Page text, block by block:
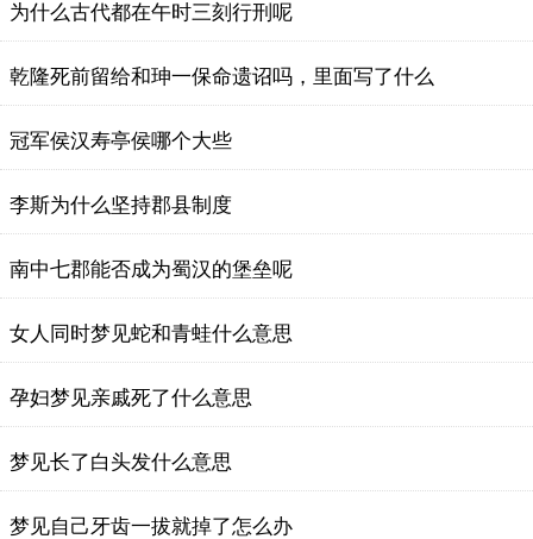
为什么古代都在午时三刻行刑呢
乾隆死前留给和珅一保命遗诏吗，里面写了什么
冠军侯汉寿亭侯哪个大些
李斯为什么坚持郡县制度
南中七郡能否成为蜀汉的堡垒呢
女人同时梦见蛇和青蛙什么意思
孕妇梦见亲戚死了什么意思
梦见长了白头发什么意思
梦见自己牙齿一拔就掉了怎么办